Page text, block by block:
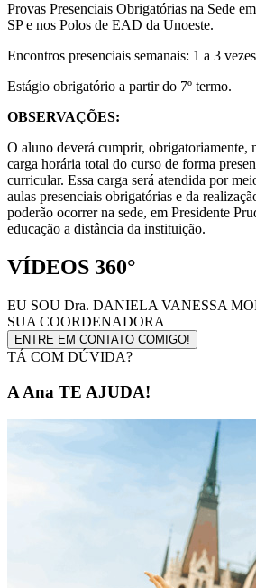
Provas Presenciais Obrigatórias na Sede
SP e nos Polos de EAD da Unoeste.
Encontros presenciais semanais: 1 a 3
Estágio obrigatório a partir do 7º termo.
OBSERVAÇÕES:
O aluno deverá cumprir, obrigatoriamente,
carga horária total do curso de forma
curricular. Essa carga será atendida por
aulas presenciais obrigatórias e da
poderão ocorrer na sede, em Presidente
educação a distância da instituição.
VÍDEOS 360°
EU SOU Dra. DANIELA VANESSA
SUA COORDENADORA
ENTRE EM CONTATO COMIGO!
TÁ COM DÚVIDA?
A Ana TE AJUDA!